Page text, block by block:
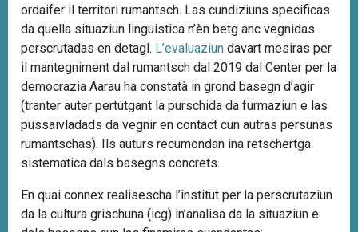
ordaifer il territori rumantsch. Las cundiziuns specificas
da quella situaziun linguistica n’èn betg anc vegnidas
perscrutadas en detagl. L’evaluaziun davart mesiras per
il mantegniment dal rumantsch dal 2019 dal Center per la
democrazia Aarau ha constatà in grond basegn d’agir
(tranter auter pertutgant la purschida da furmaziun e las
pussaivladads da vegnir en contact cun autras persunas
rumantschas). Ils auturs recumondan ina retschertga
sistematica dals basegns concrets.
En quai connex realisescha l’institut per la perscrutaziun
da la cultura grischuna (icg) in’analisa da la situaziun e